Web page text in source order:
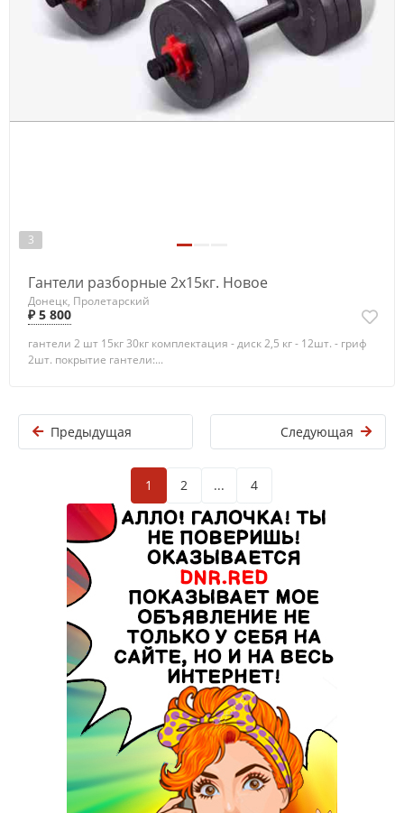
3
Гантели разборные 2х15кг. Новое
Донецк, Пролетарский
₽ 5 800
гантели 2 шт 15кг 30кг комплектация - диск 2,5 кг - 12шт. - гриф
2шт. покрытие гантели:...
Предыдущая Следующая
1 2 ... 4